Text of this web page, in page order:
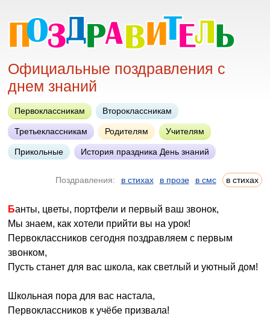
Официальные поздравления с
днем знаний
Первоклассникам Второклассникам
Третьеклассникам Родителям Учителям
Прикольные История праздника День знаний
Поздравления: в стихах в прозе в смс в стихах
Банты, цветы, портфели и первый ваш звонок,
Мы знаем, как хотели прийти вы на урок!
Первоклассников сегодня поздравляем с первым
звонком,
Пусть станет для вас школа, как светлый и уютный дом!
Школьная пора для вас настала,
Первоклассников к учёбе призвала!